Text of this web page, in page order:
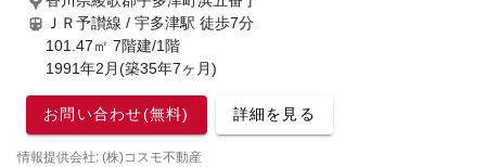
ＪＲ予讃線 / 宇多津駅 徒歩7分
101.47㎡ 7階建/1階
1991年2月(築35年7ヶ月)
お問い合わせ(無料) 詳細を見る
情報提供会社: (株)コスモ不動産